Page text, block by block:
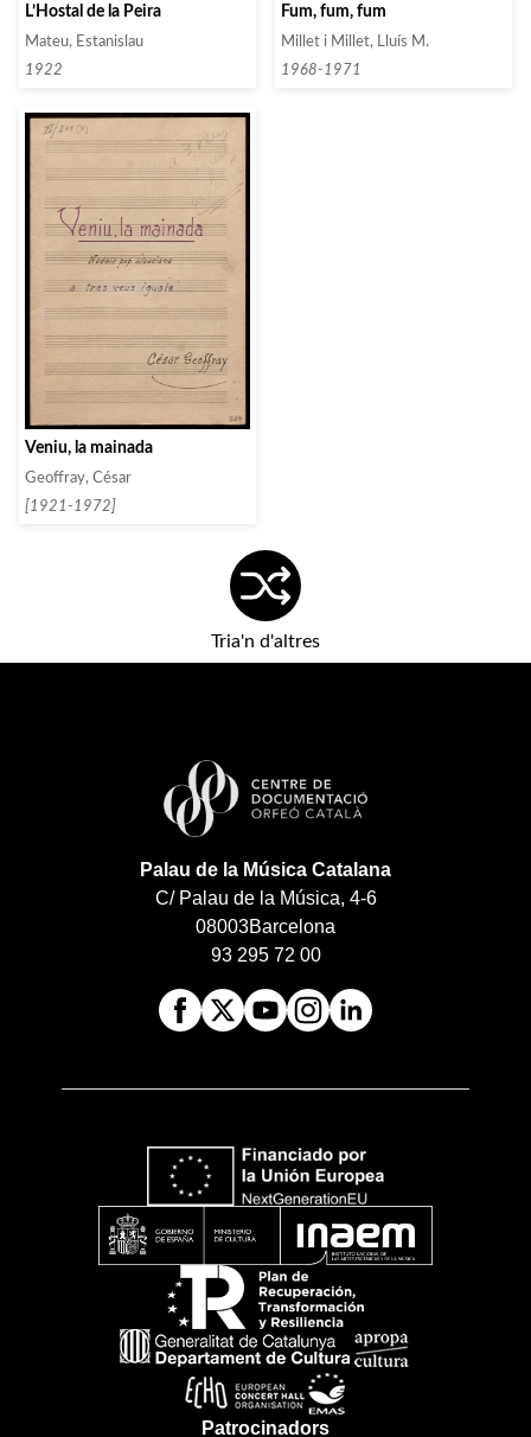
L’Hostal de la Peira
Mateu, Estanislau
1922
Fum, fum, fum
Millet i Millet, Lluís M.
1968-1971
Veniu, la mainada
Geoffray, César
[1921-1972]
Tria'n d'altres
Palau de la Música Catalana
C/ Palau de la Música, 4-6
08003Barcelona
93 295 72 00
Patrocinadors